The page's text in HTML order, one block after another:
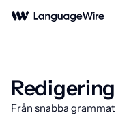
Från snabba